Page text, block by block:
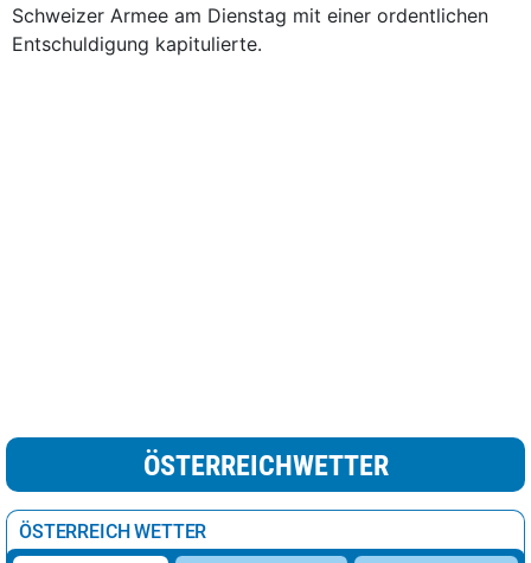
Schweizer Armee am Dienstag mit einer ordentlichen
Entschuldigung kapitulierte.
ÖSTERREICHWETTER
ÖSTERREICH WETTER